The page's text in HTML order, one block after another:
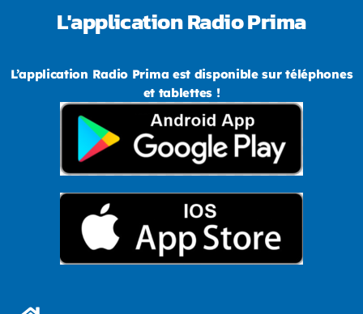
L'application Radio Prima
L’application Radio Prima est disponible sur téléphones
et tablettes !